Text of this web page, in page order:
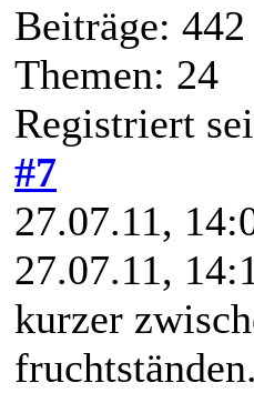
Beiträge: 442
Themen: 24
Registriert
#7
27.07.11,
27.07.11,
kurzer